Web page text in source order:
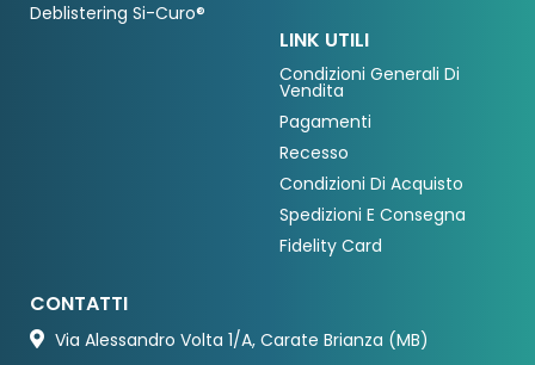
Deblistering Si-Curo®
LINK UTILI
Condizioni Generali Di
Vendita
Pagamenti
Recesso
Condizioni Di Acquisto
Spedizioni E Consegna
Fidelity Card
CONTATTI
Via Alessandro Volta 1/A, Carate Brianza (MB)